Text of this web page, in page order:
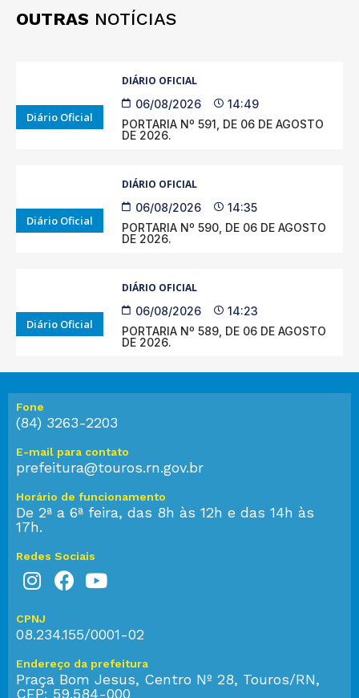
OUTRAS NOTÍCIAS
Diário Oficial
DIÁRIO OFICIAL
06/08/2026
14:49
PORTARIA Nº 591, DE 06 DE AGOSTO
DE 2026.
Diário Oficial
DIÁRIO OFICIAL
06/08/2026
14:35
PORTARIA Nº 590, DE 06 DE AGOSTO
DE 2026.
Diário Oficial
DIÁRIO OFICIAL
06/08/2026
14:23
PORTARIA Nº 589, DE 06 DE AGOSTO
DE 2026.
Fone
(84) 3263-2203
E-mail para contato
prefeitura@touros.rn.gov.br
Horário de funcionamento
De 2ª a 6ª feira, das 8h às 12h e das 14h às
17h.
Redes Sociais
CPNJ
08.234.155/0001-02
Endereço da prefeitura
Praça Bom Jesus, Centro Nº 28, Touros/RN,
CEP: 59.584-000